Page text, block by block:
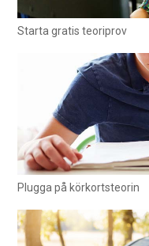
Starta gratis teoriprov
Plugga på körkortsteorin